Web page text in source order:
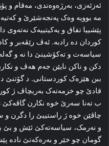
ئه‌زئه‌زی، به‌رژه‌وه‌ندی، مه‌قام و
مه‌ بوویه‌ وه‌ک په‌نجه‌شێرێ و
پێشییا تفاق و یه‌کیتییه‌ک
سیاسه‌ت و ته‌کۆشینێ دا نه‌ و
دکن و ناکن نایێن جه‌م هه‌ڤ و
ببن هێزه‌ک کوردستانی. د گۆتنێ
قادێ چو خزمه‌ته‌ک به‌ربچاڤ ژ
ب ته‌نا سه‌رێ خوه‌ نکارن
چاڤێن خوه‌ ژ راستییێ را دگرن
و نه‌رمک، سیاسه‌ته‌کێ ئێش و
گومان چو خێر و به‌ره‌که‌تێ ناده‌